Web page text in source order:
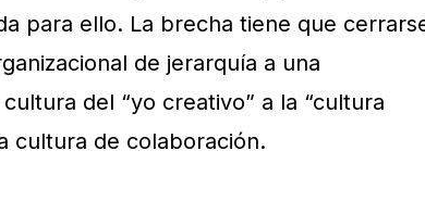
para ello. La brecha tiene que
de jerarquía a una
del “yo creativo” a la “cultura
cultura de colaboración.